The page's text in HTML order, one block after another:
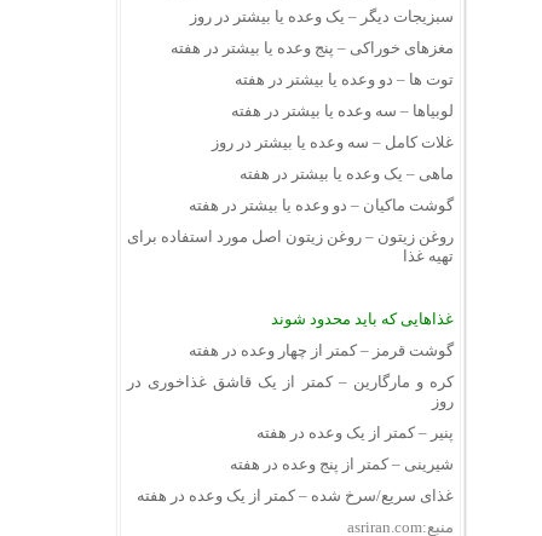
سبزیجات دیگر – یک وعده یا بیشتر در روز
مغزهای خوراکی – پنج وعده یا بیشتر در هفته
توت ها – دو وعده یا بیشتر در هفته
لوبیاها – سه وعده یا بیشتر در هفته
غلات کامل – سه وعده یا بیشتر در روز
ماهی – یک وعده یا بیشتر در هفته
گوشت ماکیان – دو وعده یا بیشتر در هفته
روغن زیتون – روغن زیتون اصل مورد استفاده برای
تهیه غذا
غذاهایی که باید محدود شوند
گوشت قرمز – کمتر از چهار وعده در هفته
کره و مارگارین – کمتر از یک قاشق غذاخوری در
روز
پنیر – کمتر از یک وعده در هفته
شیرینی – کمتر از پنج وعده در هفته
غذای سریع/سرخ شده – کمتر از یک وعده در هفته
منبع:asriran.com